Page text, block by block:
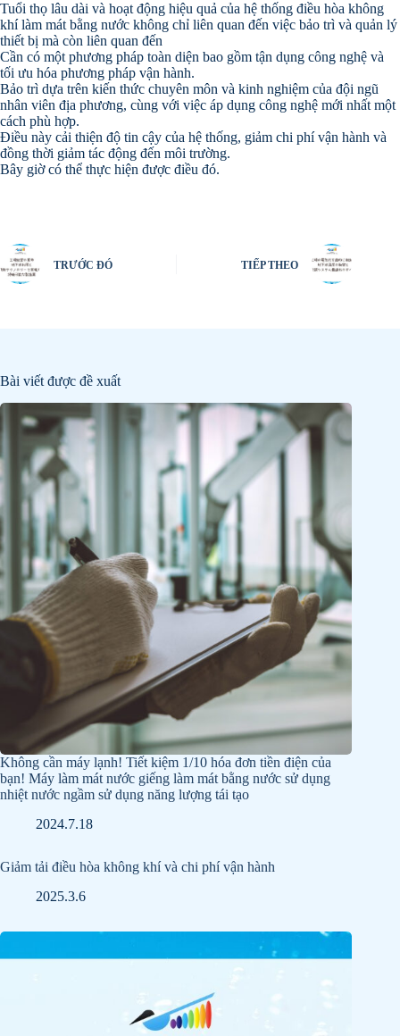
Tuổi thọ lâu dài và hoạt động hiệu quả của hệ thống điều hòa không
khí làm mát bằng nước không chỉ liên quan đến việc bảo trì và quản lý
thiết bị mà còn liên quan đến
Cần có một phương pháp toàn diện bao gồm tận dụng công nghệ và
tối ưu hóa phương pháp vận hành.
Bảo trì dựa trên kiến thức chuyên môn và kinh nghiệm của đội ngũ
nhân viên địa phương, cùng với việc áp dụng công nghệ mới nhất một
cách phù hợp.
Điều này cải thiện độ tin cậy của hệ thống, giảm chi phí vận hành và
đồng thời giảm tác động đến môi trường.
Bây giờ có thể thực hiện được điều đó.
TRƯỚC ĐÓ TIẾP THEO
Bài viết được đề xuất
Không cần máy lạnh! Tiết kiệm 1/10 hóa đơn tiền điện của
bạn! Máy làm mát nước giếng làm mát bằng nước sử dụng
nhiệt nước ngầm sử dụng năng lượng tái tạo
2024.7.18
Giảm tải điều hòa không khí và chi phí vận hành
2025.3.6